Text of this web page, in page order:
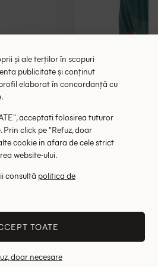
Curve, verde
lei
lei
Rochie
și ale terților în scopuri
publicitate și conținut
elaborat în concordanță cu
acceptati folosirea tuturor
click pe "Refuz, doar
cookie in afara de cele strict
website-ului.
consultă politica de
TOATE
doar necesare